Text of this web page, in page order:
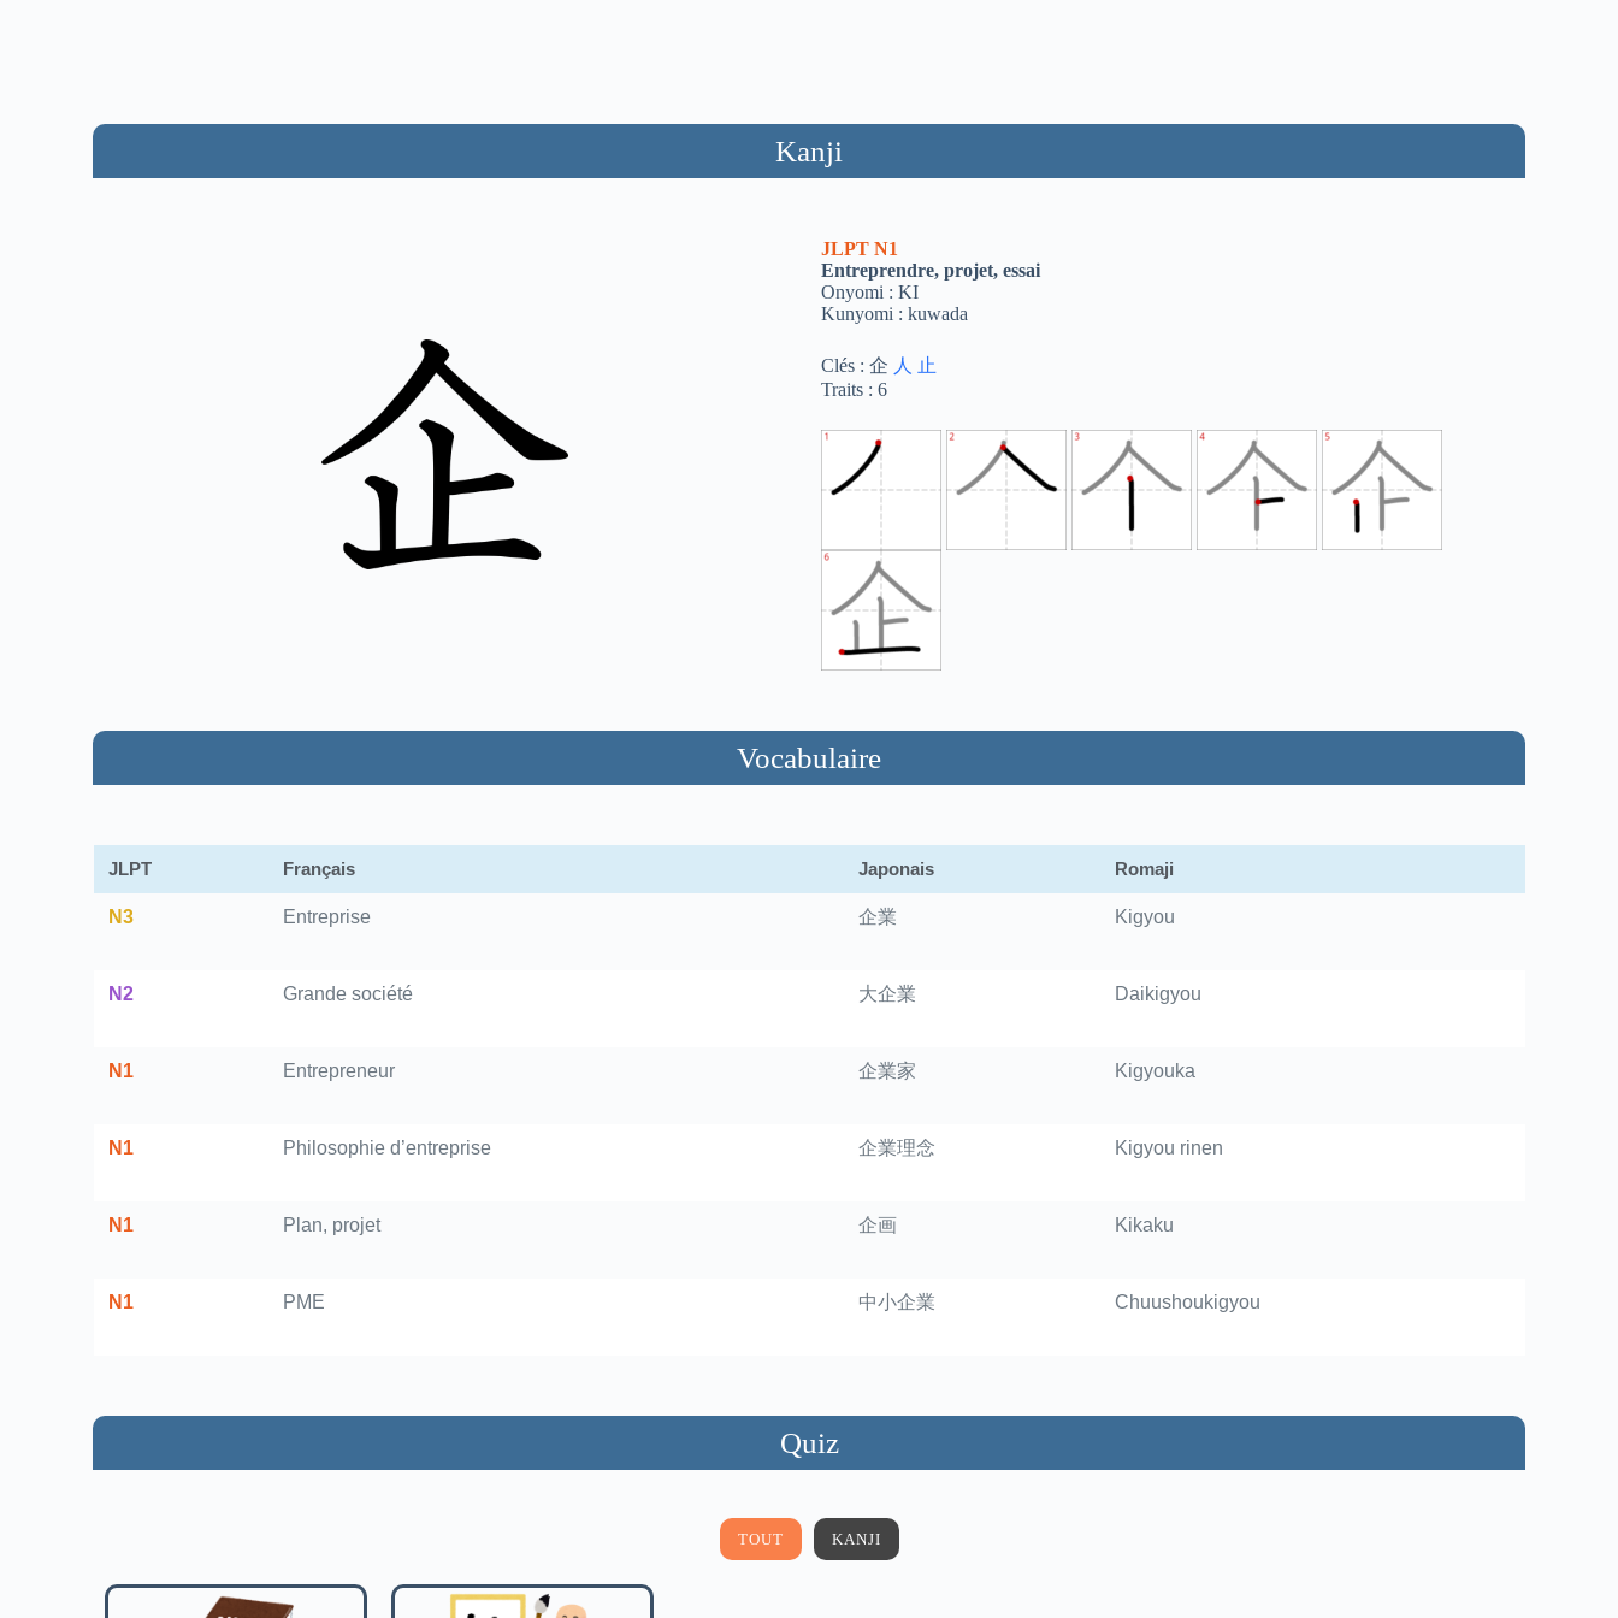
Kanji
JLPT N1
Entreprendre, projet, essai
Onyomi : KI
Kunyomi : kuwada
Clés : 企 人
止
Traits : 6
Vocabulaire
JLPT Français Japonais Romaji
N3 Entreprise 企業 Kigyou
N2 Grande société 大企業 Daikigyou
N1 Entrepreneur 企業家 Kigyouka
N1 Philosophie d’entreprise 企業理念 Kigyou rinen
N1 Plan, projet 企画 Kikaku
N1 PME 中小企業 Chuushoukigyou
Quiz
TOUT KANJI